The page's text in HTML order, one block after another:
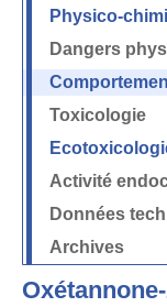
Physico-
Dangers
Toxicologie
Activité
Données
Archives